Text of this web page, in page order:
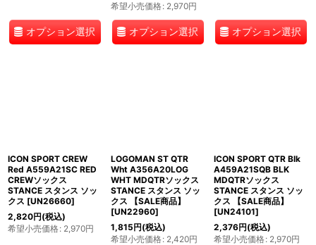
オプション選択
希望小売価格: 2,970円
オプション選択 オプション選択
ICON SPORT CREW
Red A559A21SC RED
CREWソックス
STANCE スタンス ソッ
クス [UN26660]
2,820円(税込)
希望小売価格: 2,970円
LOGOMAN ST QTR
Wht A356A20LOG
WHT MDQTRソックス
STANCE スタンス ソッ
クス 【SALE商品】
[UN22960]
1,815円(税込)
希望小売価格: 2,420円
ICON SPORT QTR Blk
A459A21SQB BLK
MDQTRソックス
STANCE スタンス ソッ
クス 【SALE商品】
[UN24101]
2,376円(税込)
希望小売価格: 2,970円